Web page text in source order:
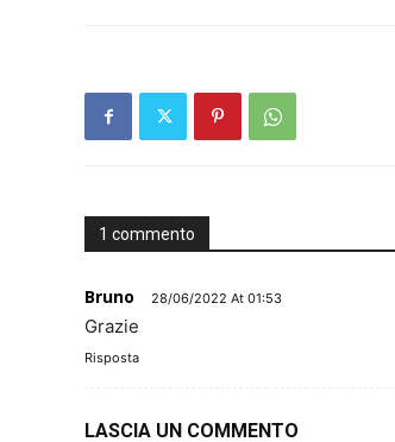
1 commento
Bruno 28/06/2022 At 01:53
Grazie
Risposta
LASCIA UN COMMENTO